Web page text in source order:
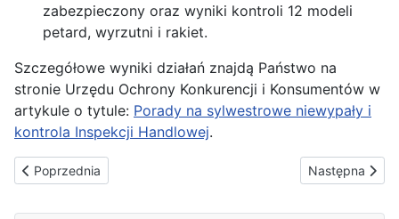
zabezpieczony oraz wyniki kontroli 12 modeli
petard, wyrzutni i rakiet.
Szczegółowe wyniki działań znajdą Państwo na
stronie Urzędu Ochrony Konkurencji i Konsumentów w
artykule o tytule: Porady na sylwestrowe niewypały i
kontrola Inspekcji Handlowej.
Poprzednia strona: Wiercić każda może? – kontrola Inspekcji
Poprzednia Następna
Następna